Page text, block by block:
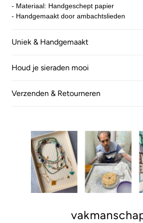
- Materiaal: Handgeschept papier
- Handgemaakt door ambachtslieden
Uniek & Handgemaakt
Houd je sieraden mooi
Verzenden & Retourneren